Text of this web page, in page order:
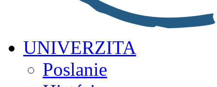
UNIVERZITA
Poslanie